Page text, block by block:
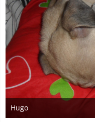
Hugo
23. Juni 2014